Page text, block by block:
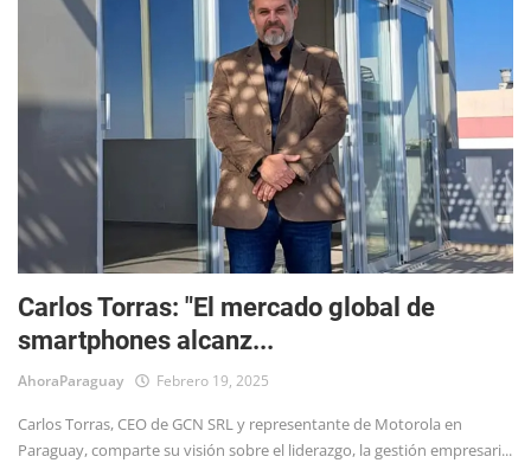
Carlos Torras: "El mercado global de
smartphones alcanz...
AhoraParaguay Febrero 19, 2025
Carlos Torras, CEO de GCN SRL y representante de Motorola en
Paraguay, comparte su visión sobre el liderazgo, la gestión empresari...